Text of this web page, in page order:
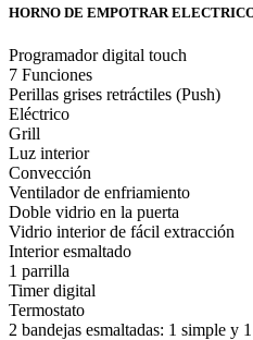
HORNO DE EMPOTRAR
Programador digital touch
7 Funciones
Perillas grises retráctiles (Push)
Eléctrico
Grill
Luz interior
Convección
Ventilador de enfriamiento
Doble vidrio en la puerta
Vidrio interior de fácil extracción
Interior esmaltado
1 parrilla
Timer digital
Termostato
2 bandejas esmaltadas: 1 simple y